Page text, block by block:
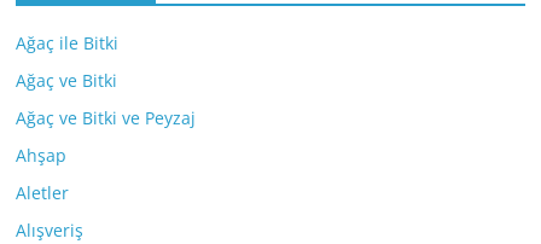
Ağaç ile Bitki
Ağaç ve Bitki
Ağaç ve Bitki ve Peyzaj
Ahşap
Aletler
Alışveriş